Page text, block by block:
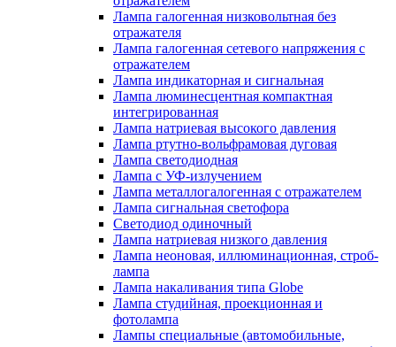
Лампа галогенная низковольтная без
отражателя
Лампа галогенная сетевого напряжения с
отражателем
Лампа индикаторная и сигнальная
Лампа люминесцентная компактная
интегрированная
Лампа натриевая высокого давления
Лампа ртутно-вольфрамовая дуговая
Лампа светодиодная
Лампа с УФ-излучением
Лампа металлогалогенная с отражателем
Лампа сигнальная светофора
Светодиод одиночный
Лампа натриевая низкого давления
Лампа неоновая, иллюминационная, строб-
лампа
Лампа накаливания типа Globe
Лампа студийная, проекционная и
фотолампа
Лампы специальные (автомобильные,